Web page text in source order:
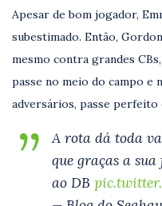
Apesar de bom jogador,
subestimado. Então,
mesmo contra grandes
passe no meio do campo e
adversários, passe perfeito
A rota dá toda
que graças a
ao DB